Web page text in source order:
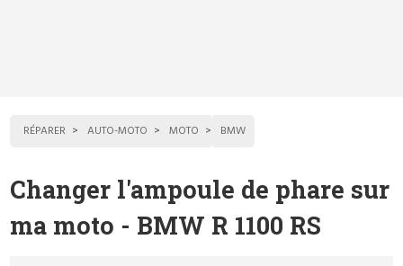
RÉPARER AUTO-MOTO MOTO BMW
Changer l'ampoule de phare sur
ma moto - BMW R 1100 RS